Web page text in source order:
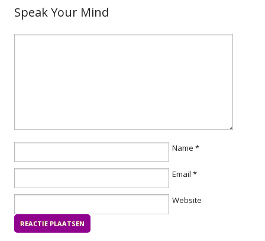
Speak Your Mind
Name *
Email *
Website